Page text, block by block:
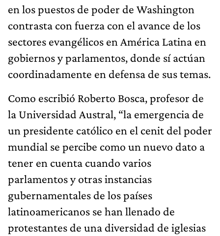
en los puestos de poder de Washington
contrasta con fuerza con el avance de los
sectores evangélicos en América Latina en
gobiernos y parlamentos, donde sí actúan
coordinadamente en defensa de sus temas.
Como escribió Roberto Bosca, profesor de
la Universidad Austral, “la emergencia de
un presidente católico en el cenit del poder
mundial se percibe como un nuevo dato a
tener en cuenta cuando varios
parlamentos y otras instancias
gubernamentales de los países
latinoamericanos se han llenado de
protestantes de una diversidad de iglesias